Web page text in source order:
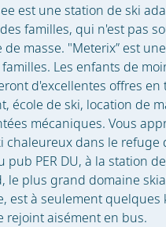
est une station de ski
familles, qui n'est pas
de masse. "Meterix” est
Les enfants de
d'excellentes offres en
école de ski, location de
mécaniques. Vous
chaleureux dans le refuge
pub PER DU, à la station
le plus grand domaine
est à seulement quelques
rejoint aisément en bus.